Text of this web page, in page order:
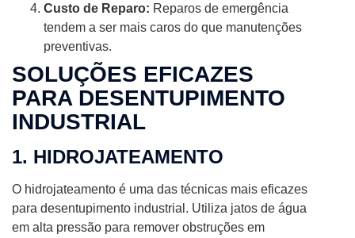
Custo de Reparo: Reparos de emergência
tendem a ser mais caros do que manutenções
preventivas.
SOLUÇÕES EFICAZES
PARA DESENTUPIMENTO
INDUSTRIAL
1. HIDROJATEAMENTO
O hidrojateamento é uma das técnicas mais eficazes
para desentupimento industrial. Utiliza jatos de água
em alta pressão para remover obstruções em